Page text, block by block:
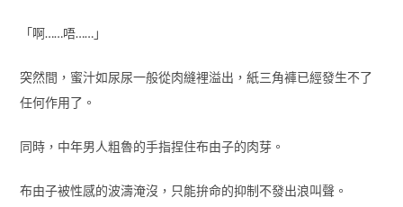
「啊……唔……」
突然間，蜜汁如尿尿一般從肉縫裡溢出，紙三角褲已經發生不了
任何作用了。
同時，中年男人粗魯的手指捏住布由子的肉芽。
布由子被性感的波濤淹沒，只能拚命的抑制不發出浪叫聲。